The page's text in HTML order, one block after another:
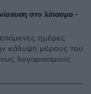
στο λίπασμα -
ημέρες
κάλυψη μέρους του
λογαριασμούς